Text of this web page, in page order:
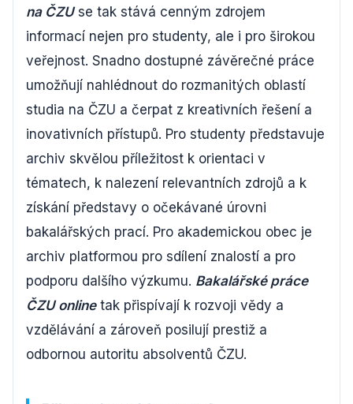
na ČZUse tak stává cenným zdrojem
informací nejen pro studenty, ale i pro širokou
veřejnost. Snadno dostupné závěrečné práce
umožňují nahlédnout do rozmanitých oblastí
studia na ČZU a čerpat z kreativních řešení a
inovativních přístupů. Pro studenty představuje
archiv skvělou příležitost k orientaci v
tématech, k nalezení relevantních zdrojů a k
získání představy o očekávané úrovni
bakalářských prací. Pro akademickou obec je
archiv platformou pro sdílení znalostí a pro
podporu dalšího výzkumu. Bakalářské práce
ČZU onlinetak přispívají k rozvoji vědy a
vzdělávání a zároveň posilují prestiž a
odbornou autoritu absolventů ČZU.